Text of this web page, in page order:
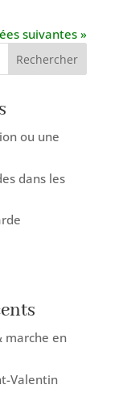
suivantes »
ou une
dans les
marche en
Valentin